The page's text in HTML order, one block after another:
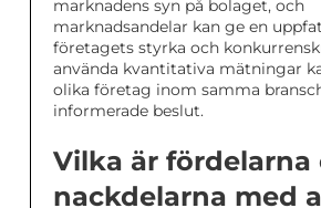
marknadens syn på bolaget, och
marknadsandelar kan ge en
företagets styrka och
använda kvantitativa mätningar
olika företag inom samma
informerade beslut.
Vilka är fördelarna
nackdelarna med